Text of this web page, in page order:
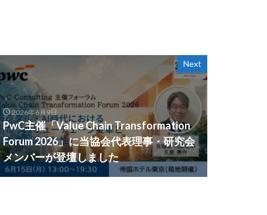
Next
2026年6月9日
PwC主催「Value Chain Transformation
Forum 2026」に当協会代表理事・研究会
メンバーが登壇しました